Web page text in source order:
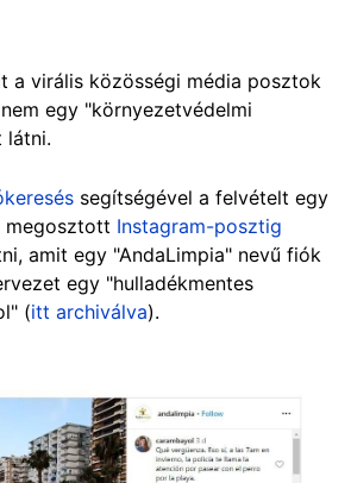
a virális közösségi média posztok
egy "környezetvédelmi
látni.
segítségével a felvételt egy
megosztott Instagram-posztig
amit egy "AndaLimpia" nevű fiók
egy "hulladékmentes
(itt archiválva).